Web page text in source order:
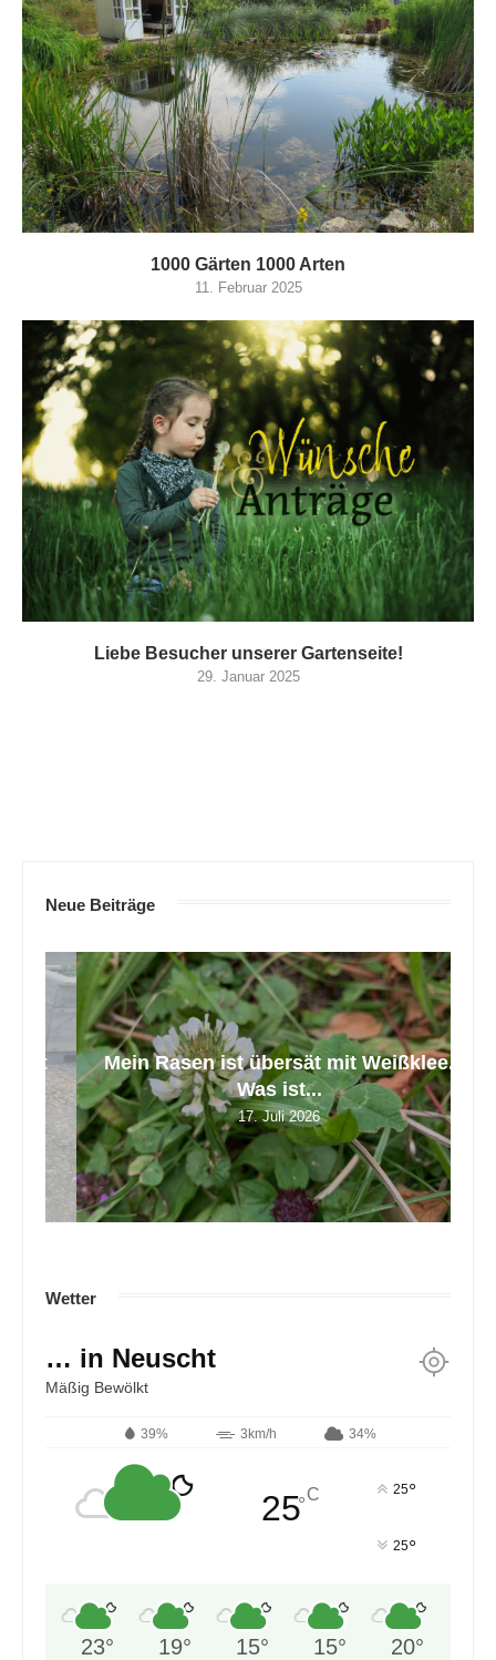
1000 Gärten 1000 Arten
11. Februar 2025
Liebe Besucher unserer Gartenseite!
29. Januar 2025
Neue Beiträge
Mein Rasen ist übersät mit Weißklee.
Was ist...
17. Juli 2026
Wetter
… in Neuscht
Mäßig Bewölkt
39% 3km/h 34%
25°C 25°
25°
23° 19° 15° 15° 20°